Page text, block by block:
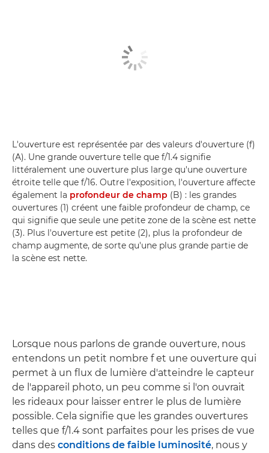
L'ouverture est représentée par des valeurs d'ouverture (f)
(A). Une grande ouverture telle que f/1.4 signifie
littéralement une ouverture plus large qu'une ouverture
étroite telle que f/16. Outre l'exposition, l'ouverture affecte
également la profondeur de champ (B) : les grandes
ouvertures (1) créent une faible profondeur de champ, ce
qui signifie que seule une petite zone de la scène est nette
(3). Plus l'ouverture est petite (2), plus la profondeur de
champ augmente, de sorte qu'une plus grande partie de
la scène est nette.
Lorsque nous parlons de grande ouverture, nous
entendons un petit nombre f et une ouverture qui
permet à un flux de lumière d'atteindre le capteur
de l'appareil photo, un peu comme si l'on ouvrait
les rideaux pour laisser entrer le plus de lumière
possible. Cela signifie que les grandes ouvertures
telles que f/1.4 sont parfaites pour les prises de vue
dans des conditions de faible luminosité, nous y